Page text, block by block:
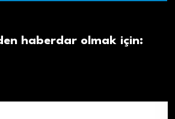
haberdar olmak için: